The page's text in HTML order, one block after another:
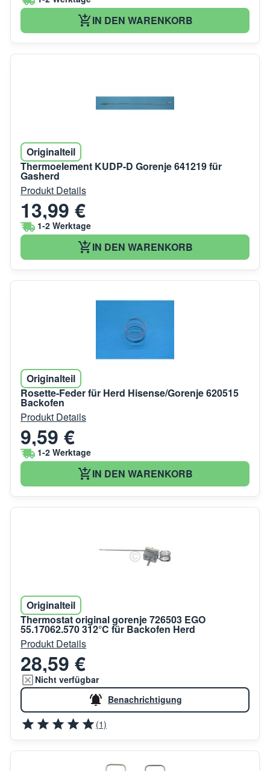
IN DEN WARENKORB
Originalteil
Thermoelement KUDP-D Gorenje 641219 für
Gasherd
Produkt Details
13,99 €
1-2 Werktage
IN DEN WARENKORB
Originalteil
Rosette-Feder für Herd Hisense/Gorenje 620515
Backofen
Produkt Details
9,59 €
1-2 Werktage
IN DEN WARENKORB
Originalteil
Thermostat original gorenje 726503 EGO
55.17062.570 312°C für Backofen Herd
Produkt Details
28,59 €
Nicht verfügbar
Benachrichtigung
(1)